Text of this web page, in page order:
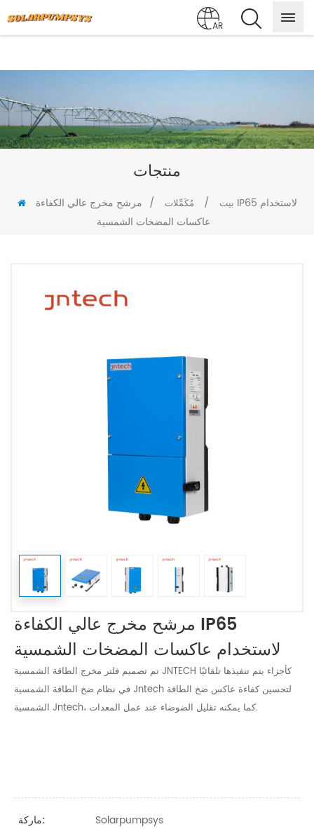
AR
منتجات
بيت / مُكَمِّلات / مرشح مخرج عالي الكفاءة IP65 لاستخدام
عاكسات المضخات الشمسية
مرشح مخرج عالي الكفاءة IP65
لاستخدام عاكسات المضخات الشمسية
تم تصميم فلتر مخرج الطاقة الشمسية JNTECH كأجزاء يتم تنفيذها تلقائيًا
في نظام ضخ الطاقة الشمسية Jntech لتحسين كفاءة عاكس ضخ الطاقة
الشمسية Jntech، كما يمكنه تقليل الضوضاء عند عمل المعدات.
ماركة:
Solarpumpsys